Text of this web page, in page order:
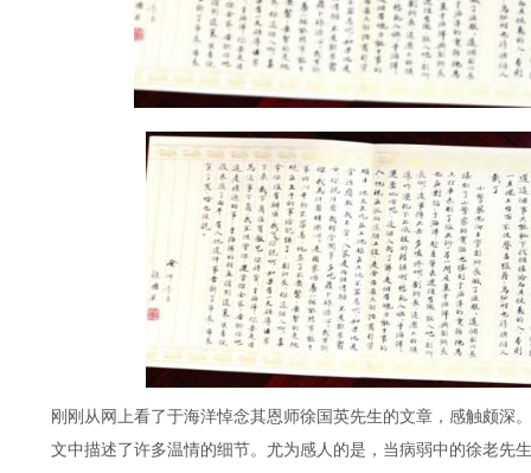
刚刚从网上看了于海洋悼念其恩师徐国英先生的文章，感触颇深。
文中描述了许多温情的细节。尤为感人的是，当病弱中的徐老先